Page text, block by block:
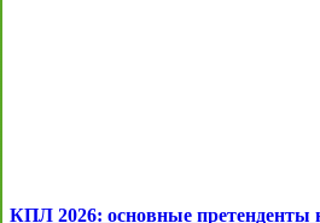
КПЛ 2026: основные претенденты